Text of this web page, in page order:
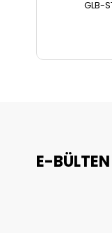
GLB-
E-BÜLTEN